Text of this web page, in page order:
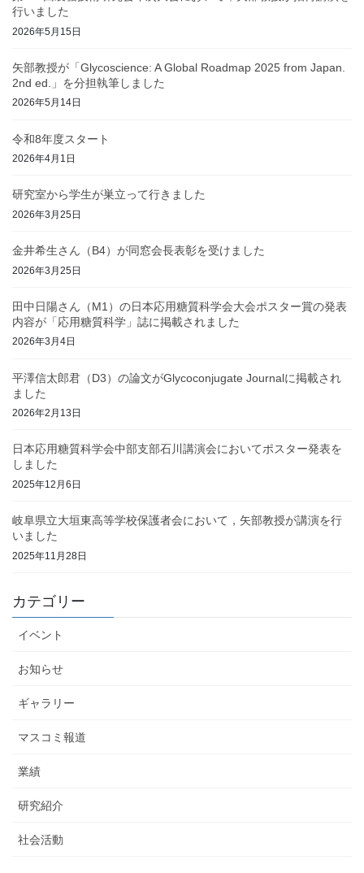
行いました
2026年5月15日
矢部教授が「Glycoscience: A Global Roadmap 2025 from Japan.
2nd ed.」を分担執筆しました
2026年5月14日
令和8年度スタート
2026年4月1日
研究室から学生が巣立って行きました
2026年3月25日
金井希生さん（B4）が同窓会長表彰を受けました
2026年3月25日
田中日陽さん（M1）の日本応用糖質科学会大会ポスター賞の発表
内容が「応用糖質科学」誌に掲載されました
2026年3月4日
平澤信太郎君（D3）の論文がGlycoconjugate Journalに掲載され
ました
2026年2月13日
日本応用糖質科学会中部支部石川講演会においてポスター発表を
しました
2025年12月6日
岐阜県立大垣東高等学校保護者会において，矢部教授が講演を行
いました
2025年11月28日
カテゴリー
イベント
お知らせ
ギャラリー
マスコミ報道
業績
研究紹介
社会活動